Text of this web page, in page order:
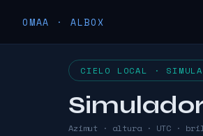
OMAA · ALBOX
CIELO LOCAL ·
Azimut · altura · UTC ·